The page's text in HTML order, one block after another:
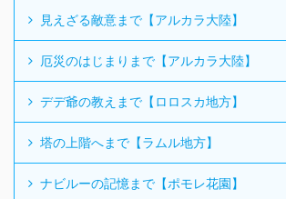
見えざる敵意まで【アルカラ大陸】
厄災のはじまりまで【アルカラ大陸】
デデ爺の教えまで【ロロスカ地方】
塔の上階へまで【ラムル地方】
ナビルーの記憶まで【ポモレ花園】